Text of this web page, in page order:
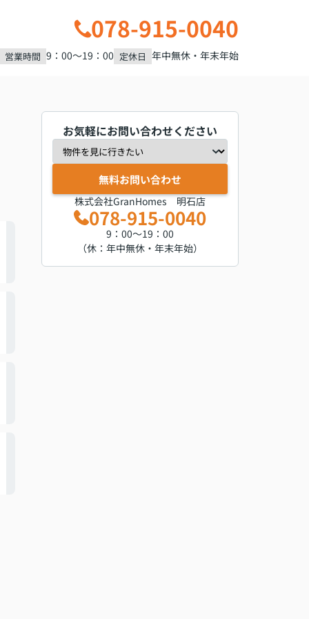
078-915-0040
営業時間 9：00～19：00 定休日 年中無休・年末年始
お気軽にお問い合わせください
無料お問い合わせ
株式会社GranHomes 明石店
078-915-0040
9：00～19：00
（休：年中無休・年末年始）